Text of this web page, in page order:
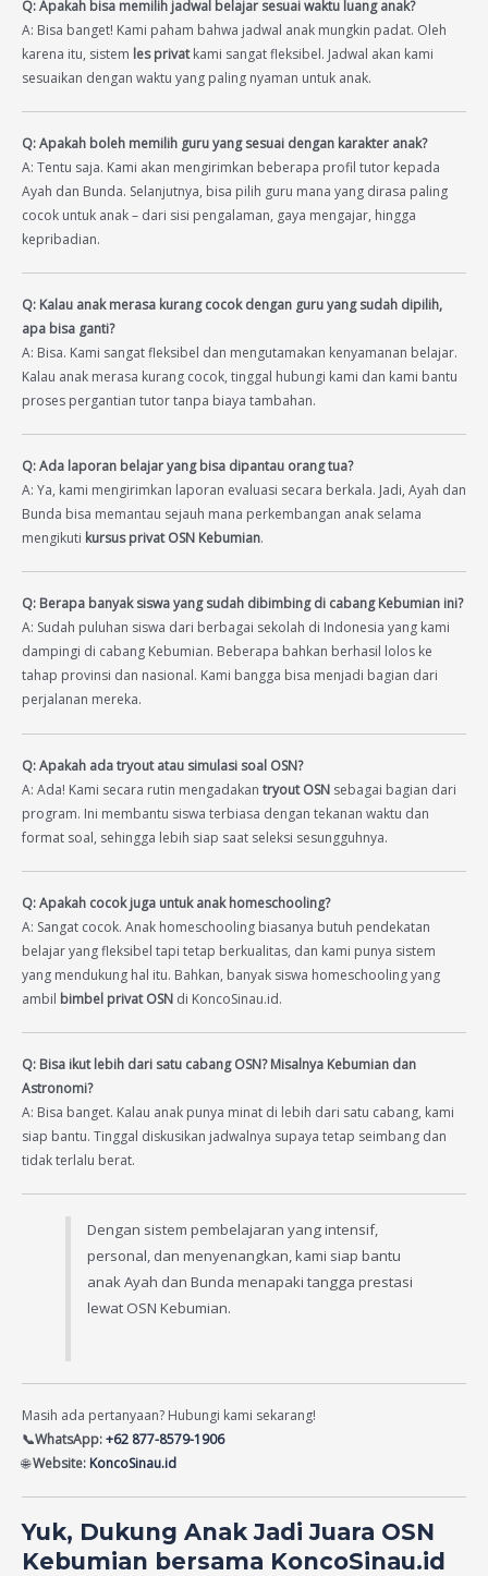
Q: Apakah bisa memilih jadwal belajar sesuai waktu luang anak?
A: Bisa banget! Kami paham bahwa jadwal anak mungkin padat. Oleh
karena itu, sistem les privatkami sangat fleksibel. Jadwal akan kami
sesuaikan dengan waktu yang paling nyaman untuk anak.
Q: Apakah boleh memilih guru yang sesuai dengan karakter anak?
A: Tentu saja. Kami akan mengirimkan beberapa profil tutor kepada
Ayah dan Bunda. Selanjutnya, bisa pilih guru mana yang dirasa paling
cocok untuk anak – dari sisi pengalaman, gaya mengajar, hingga
kepribadian.
Q: Kalau anak merasa kurang cocok dengan guru yang sudah dipilih,
apa bisa ganti?
A: Bisa. Kami sangat fleksibel dan mengutamakan kenyamanan belajar.
Kalau anak merasa kurang cocok, tinggal hubungi kami dan kami bantu
proses pergantian tutor tanpa biaya tambahan.
Q: Ada laporan belajar yang bisa dipantau orang tua?
A: Ya, kami mengirimkan laporan evaluasi secara berkala. Jadi, Ayah dan
Bunda bisa memantau sejauh mana perkembangan anak selama
mengikuti kursus privat OSN Kebumian.
Q: Berapa banyak siswa yang sudah dibimbing di cabang Kebumian ini?
A: Sudah puluhan siswa dari berbagai sekolah di Indonesia yang kami
dampingi di cabang Kebumian. Beberapa bahkan berhasil lolos ke
tahap provinsi dan nasional. Kami bangga bisa menjadi bagian dari
perjalanan mereka.
Q: Apakah ada tryout atau simulasi soal OSN?
A: Ada! Kami secara rutin mengadakan tryout OSN sebagai bagian dari
program. Ini membantu siswa terbiasa dengan tekanan waktu dan
format soal, sehingga lebih siap saat seleksi sesungguhnya.
Q: Apakah cocok juga untuk anak homeschooling?
A: Sangat cocok. Anak homeschooling biasanya butuh pendekatan
belajar yang fleksibel tapi tetap berkualitas, dan kami punya sistem
yang mendukung hal itu. Bahkan, banyak siswa homeschooling yang
ambil bimbel privat OSN di KoncoSinau.id.
Q: Bisa ikut lebih dari satu cabang OSN? Misalnya Kebumian dan
Astronomi?
A: Bisa banget. Kalau anak punya minat di lebih dari satu cabang, kami
siap bantu. Tinggal diskusikan jadwalnya supaya tetap seimbang dan
tidak terlalu berat.
Dengan sistem pembelajaran yang intensif,
personal, dan menyenangkan, kami siap bantu
anak Ayah dan Bunda menapaki tangga prestasi
lewat OSN Kebumian.
Masih ada pertanyaan? Hubungi kami sekarang!
📞WhatsApp:+62 877-8579-1906
🌐Website: KoncoSinau.id
Yuk, Dukung Anak Jadi Juara OSN
Kebumian bersama KoncoSinau.id